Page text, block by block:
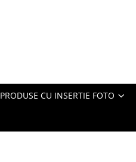
PRODUSE CU INSERTIE FOTO